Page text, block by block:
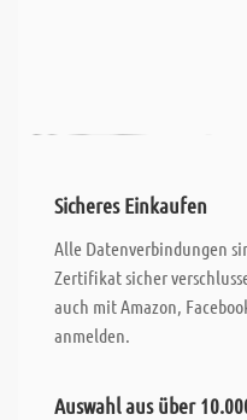
Sicheres Einkaufen
Alle Datenverbindungen
Zertifikat sicher
auch mit Amazon,
anmelden.
Auswahl aus über